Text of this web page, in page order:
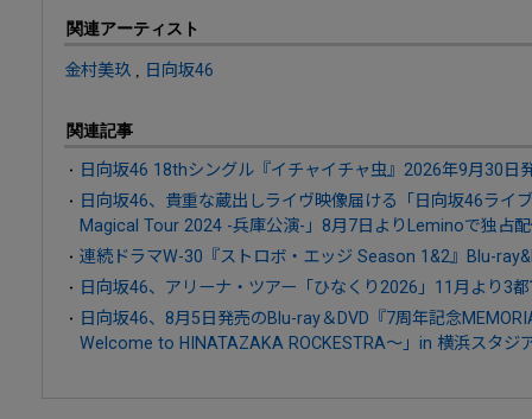
関連アーティスト
金村美玖 日向坂46
関連記事
日向坂46 18thシングル『イチャイチャ虫』2026年9月30日
日向坂46、貴重な蔵出しライヴ映像届ける「日向坂46ライ
Magical Tour 2024 -兵庫公演-」8月7日よりLeminoで独占
連続ドラマW-30『ストロボ・エッジ Season 1&2』Blu-
日向坂46、アリーナ・ツアー「ひなくり2026」11月より3
日向坂46、8月5日発売のBlu-ray＆DVD『7周年記念
Welcome to HINATAZAKA ROCKESTRA～」in 横浜スタジ